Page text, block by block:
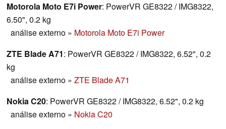
Motorola Moto E7i Power: PowerVR GE8322 / IMG8322,
6.50", 0.2 kg
análise externo » Motorola Moto E7i Power
ZTE Blade A71: PowerVR GE8322 / IMG8322, 6.52", 0.2
kg
análise externo » ZTE Blade A71
Nokia C20: PowerVR GE8322 / IMG8322, 6.52", 0.2 kg
análise externo » Nokia C20